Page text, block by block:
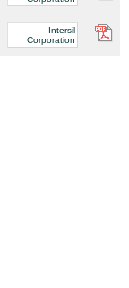
Intersil
Corporation